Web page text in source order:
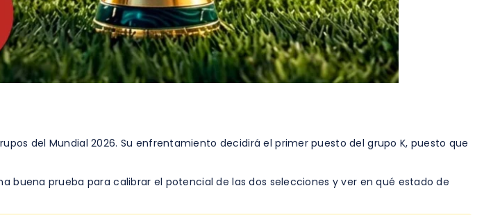
del Mundial 2026. Su enfrentamiento decidirá el primer puesto del grupo K, puesto que
buena prueba para calibrar el potencial de las dos selecciones y ver en qué estado de